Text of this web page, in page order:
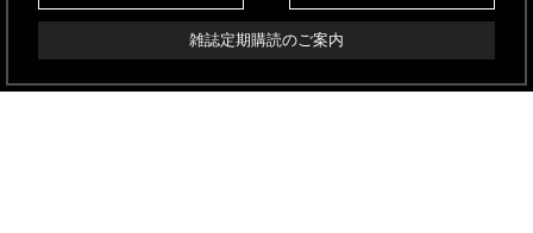
雑誌定期購読のご案内